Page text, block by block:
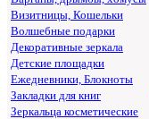
Визитницы, Кошельки
Волшебные подарки
Декоративные зеркала
Детские площадки
Ежедневники, Блокноты
Закладки для книг
Зеркальца косметические